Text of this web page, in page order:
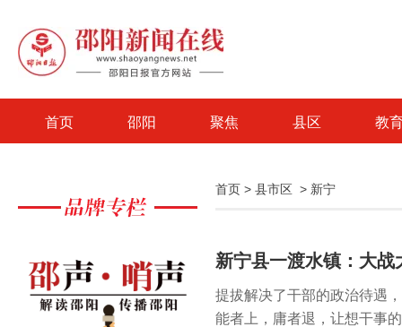
首页 邵阳 聚焦 县区 教
首页 > 县市区 > 新宁
新宁县一渡水镇：大战
提拔解决了干部的政治待遇
能者上，庸者退，让想干事